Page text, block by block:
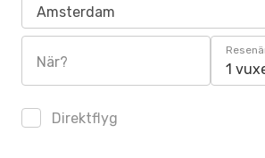
Amsterdam
När? 1
Direktflyg